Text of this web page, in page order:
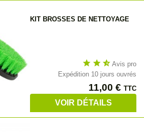
KIT BROSSES DE NETTOYAGE
star star star_half Avis pro
Expédition 10 jours ouvrés
Prix
11,00 € TTC
VOIR DÉTAILS